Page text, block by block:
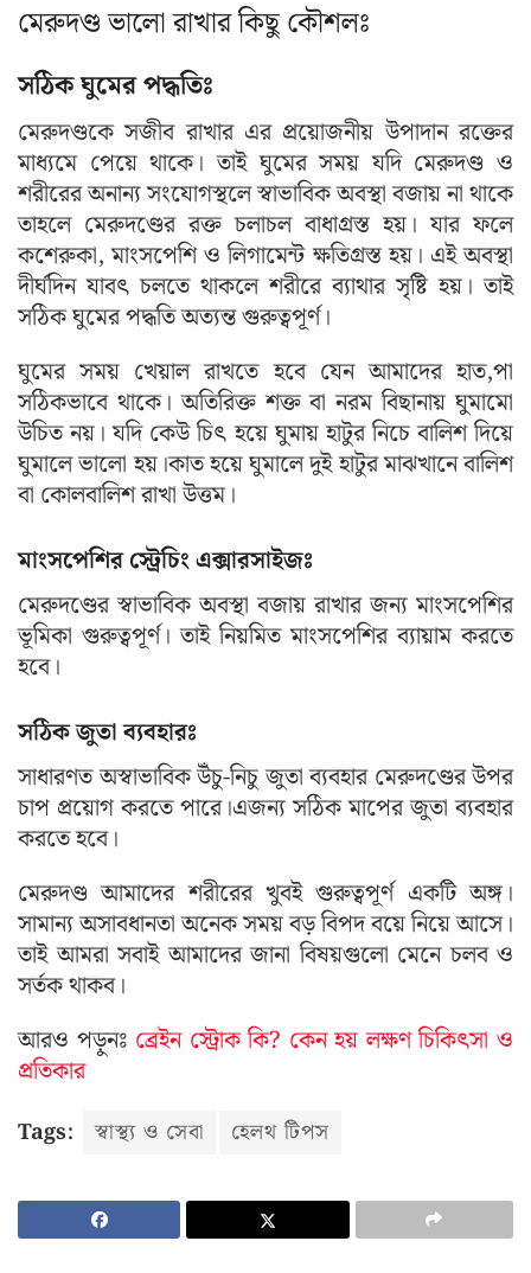
মেরুদণ্ড ভালো রাখার কিছু কৌশলঃ
সঠিক ঘুমের পদ্ধতিঃ
মেরুদণ্ডকে সজীব রাখার এর প্রয়োজনীয় উপাদান রক্তের
মাধ্যমে পেয়ে থাকে। তাই ঘুমের সময় যদি মেরুদণ্ড ও
শরীরের অনান্য সংযোগস্থলে স্বাভাবিক অবস্থা বজায় না থাকে
তাহলে মেরুদণ্ডের রক্ত চলাচল বাধাগ্রস্ত হয়। যার ফলে
কশেরুকা, মাংসপেশি ও লিগামেন্ট ক্ষতিগ্রস্ত হয়। এই অবস্থা
দীর্ঘদিন যাবৎ চলতে থাকলে শরীরে ব্যাথার সৃষ্টি হয়। তাই
সঠিক ঘুমের পদ্ধতি অত্যন্ত গুরুত্বপূর্ণ।
ঘুমের সময় খেয়াল রাখতে হবে যেন আমাদের হাত,পা
সঠিকভাবে থাকে। অতিরিক্ত শক্ত বা নরম বিছানায় ঘুমামো
উচিত নয়। যদি কেউ চিৎ হয়ে ঘুমায় হাটুর নিচে বালিশ দিয়ে
ঘুমালে ভালো হয়।কাত হয়ে ঘুমালে দুই হাটুর মাঝখানে বালিশ
বা কোলবালিশ রাখা উত্তম।
মাংসপেশির স্ট্রেচিং এক্সারসাইজঃ
মেরুদণ্ডের স্বাভাবিক অবস্থা বজায় রাখার জন্য মাংসপেশির
ভূমিকা গুরুত্বপূর্ণ। তাই নিয়মিত মাংসপেশির ব্যায়াম করতে
হবে।
সঠিক জুতা ব্যবহারঃ
সাধারণত অস্বাভাবিক উঁচু-নিচু জুতা ব্যবহার মেরুদণ্ডের উপর
চাপ প্রয়োগ করতে পারে।এজন্য সঠিক মাপের জুতা ব্যবহার
করতে হবে।
মেরুদণ্ড আমাদের শরীরের খুবই গুরুত্বপূর্ণ একটি অঙ্গ।
সামান্য অসাবধানতা অনেক সময় বড় বিপদ বয়ে নিয়ে আসে।
তাই আমরা সবাই আমাদের জানা বিষয়গুলো মেনে চলব ও
সর্তক থাকব।
আরও পড়ুনঃ ব্রেইন স্ট্রোক কি? কেন হয় লক্ষণ চিকিৎসা ও
প্রতিকার
Tags: স্বাস্থ্য ও সেবা হেলথ টিপস